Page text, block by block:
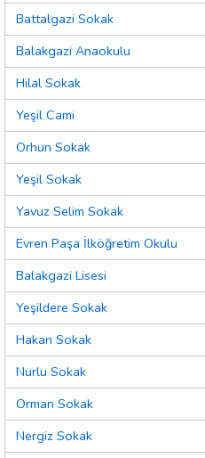
Battalgazi Sokak
Balakgazi Anaokulu
Hilal Sokak
Yeşil Cami
Orhun Sokak
Yeşil Sokak
Yavuz Selim Sokak
Evren Paşa İlköğretim Okulu
Balakgazi Lisesi
Yeşildere Sokak
Hakan Sokak
Nurlu Sokak
Orman Sokak
Nergiz Sokak